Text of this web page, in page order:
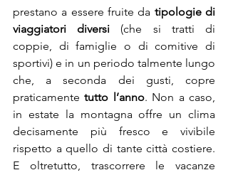
prestano a essere fruite da tipologie di
viaggiatori diversi (che si tratti di
coppie, di famiglie o di comitive di
sportivi) e in un periodo talmente lungo
che, a seconda dei gusti, copre
praticamente tutto l’anno. Non a caso,
in estate la montagna offre un clima
decisamente più fresco e vivibile
rispetto a quello di tante città costiere.
E oltretutto, trascorrere le vacanze